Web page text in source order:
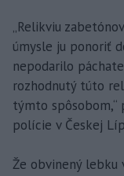
„Relikviu
úmysle ju ponoriť
nepodarilo
rozhodnutý túto
týmto
polície v Českej
Že obvinený lebku